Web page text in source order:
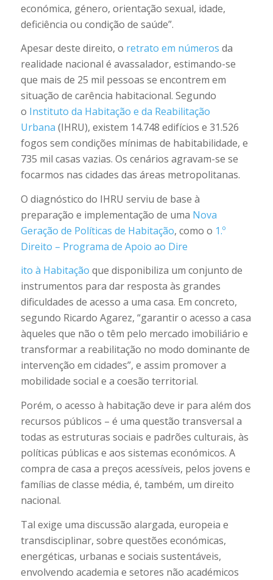
económica, género, orientação sexual, idade,
deficiência ou condição de saúde”.
Apesar deste direito, o retrato em números da
realidade nacional é avassalador, estimando-se
que mais de 25 mil pessoas se encontrem em
situação de carência habitacional. Segundo
o Instituto da Habitação e da Reabilitação
Urbana (IHRU), existem 14.748 edifícios e 31.526
fogos sem condições mínimas de habitabilidade, e
735 mil casas vazias. Os cenários agravam-se se
focarmos nas cidades das áreas metropolitanas.
O diagnóstico do IHRU serviu de base à
preparação e implementação de uma Nova
Geração de Políticas de Habitação, como o 1.º
Direito – Programa de Apoio ao Dire
ito à Habitação que disponibiliza um conjunto de
instrumentos para dar resposta às grandes
dificuldades de acesso a uma casa. Em concreto,
segundo Ricardo Agarez, “garantir o acesso a casa
àqueles que não o têm pelo mercado imobiliário e
transformar a reabilitação no modo dominante de
intervenção em cidades”, e assim promover a
mobilidade social e a coesão territorial.
Porém, o acesso à habitação deve ir para além dos
recursos públicos – é uma questão transversal a
todas as estruturas sociais e padrões culturais, às
políticas públicas e aos sistemas económicos. A
compra de casa a preços acessíveis, pelos jovens e
famílias de classe média, é, também, um direito
nacional.
Tal exige uma discussão alargada, europeia e
transdisciplinar, sobre questões económicas,
energéticas, urbanas e sociais sustentáveis,
envolvendo academia e setores não académicos